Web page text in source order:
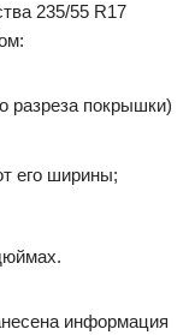
235/55 R17
разреза покрышки)
его ширины;
информация